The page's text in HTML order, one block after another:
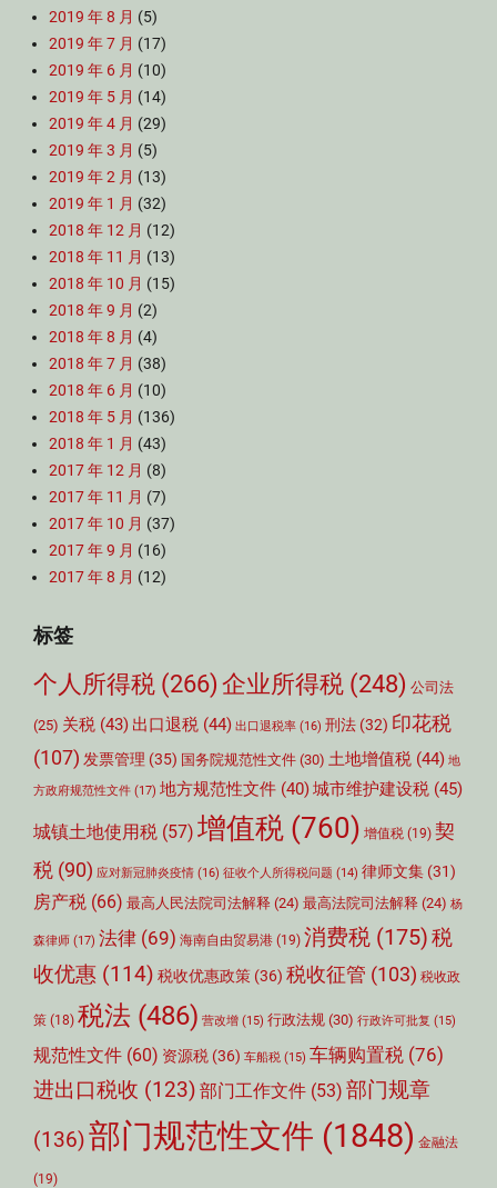
2019 年 8 月 (5)
2019 年 7 月 (17)
2019 年 6 月 (10)
2019 年 5 月 (14)
2019 年 4 月 (29)
2019 年 3 月 (5)
2019 年 2 月 (13)
2019 年 1 月 (32)
2018 年 12 月 (12)
2018 年 11 月 (13)
2018 年 10 月 (15)
2018 年 9 月 (2)
2018 年 8 月 (4)
2018 年 7 月 (38)
2018 年 6 月 (10)
2018 年 5 月 (136)
2018 年 1 月 (43)
2017 年 12 月 (8)
2017 年 11 月 (7)
2017 年 10 月 (37)
2017 年 9 月 (16)
2017 年 8 月 (12)
标签
个人所得税 (266) 企业所得税 (248) 公司法
(25) 关税 (43) 出口退税 (44) 出口退税率 (16) 刑法 (32) 印花税
(107) 发票管理 (35) 国务院规范性文件 (30) 土地增值税 (44) 地
方政府规范性文件 (17) 地方规范性文件 (40)城市维护建设税 (45)
城镇土地使用税 (57) 增值税 (760) 增值税 (19) 契
税 (90) 应对新冠肺炎疫情 (16) 征收个人所得税问题 (14) 律师文集 (31)
房产税 (66) 最高人民法院司法解释 (24) 最高法院司法解释 (24) 杨
森律师 (17) 法律 (69) 海南自由贸易港 (19) 消费税 (175)税
收优惠 (114) 税收优惠政策 (36) 税收征管 (103) 税收政
策 (18) 税法 (486) 营改增 (15) 行政法规 (30) 行政许可批复 (15)
规范性文件 (60) 资源税 (36) 车船税 (15) 车辆购置税 (76)
进出口税收 (123) 部门工作文件 (53) 部门规章
(136)部门规范性文件 (1848) 金融法
(19)